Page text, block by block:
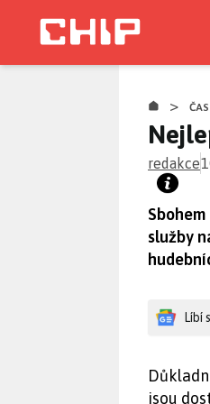
>
redakce
služby
Líbí
jsou